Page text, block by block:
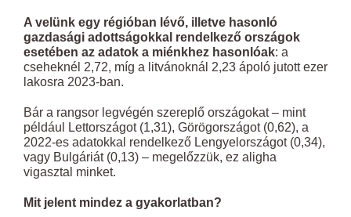
A velünk egy régióban lévő, illetve hasonló
gazdasági adottságokkal rendelkező országok
esetében az adatok a miénkhez hasonlóak: a
cseheknél 2,72, míg a litvánoknál 2,23 ápoló jutott ezer
lakosra 2023-ban.
Bár a rangsor legvégén szereplő országokat – mint
például Lettországot (1,31), Görögországot (0,62), a
2022-es adatokkal rendelkező Lengyelországot (0,34),
vagy Bulgáriát (0,13) – megelőzzük, ez aligha
vigasztal minket.
Mit jelent mindez a gyakorlatban?